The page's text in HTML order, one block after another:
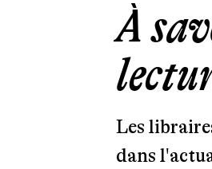
À
Les
dans